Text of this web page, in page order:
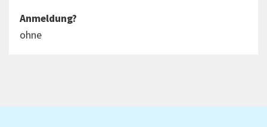
Anmeldung?
ohne